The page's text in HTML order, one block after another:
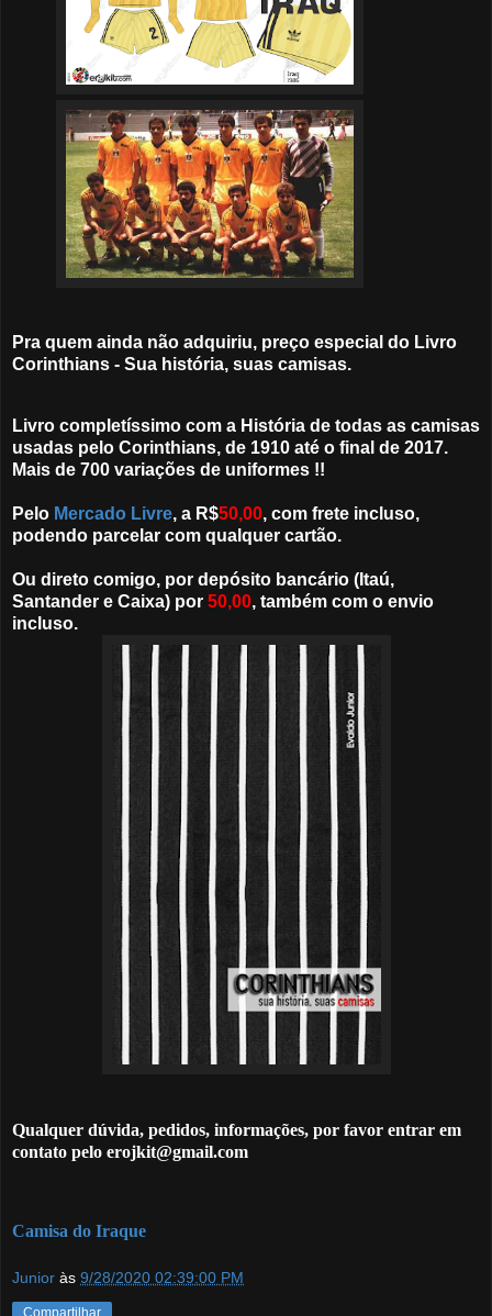
Pra quem ainda não adquiriu, preço especial do Livro
Corinthians - Sua história, suas camisas.
Livro completíssimo com a História de todas as camisas
usadas pelo Corinthians, de 1910 até o final de 2017.
Mais de 700 variações de uniformes !!
Pelo Mercado Livre, a R$50,00, com frete incluso,
podendo parcelar com qualquer cartão.
Ou direto comigo, por depósito bancário (Itaú,
Santander e Caixa) por 50,00, também com o envio
incluso.
Qualquer dúvida, pedidos, informações, por favor entrar em
contato pelo erojkit@gmail.com
Camisa do Iraque
Junior às 9/28/2020 02:39:00 PM